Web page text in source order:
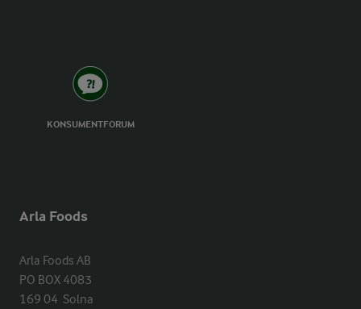
KONSUMENTFORUM
Arla Foods
Arla Foods AB
PO BOX 4083
169 04  Solna